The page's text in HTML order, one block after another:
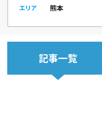
エリア
記事一覧